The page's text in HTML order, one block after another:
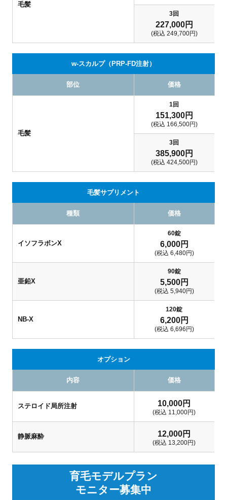
毛髪
3回
227,000円
(税込 249,700円)
w-スカルプ（PRP-FD注射）
部位 価格
毛髪
1回
151,300円
(税込 166,500円)
3回
385,900円
(税込 424,500円)
毛髪サプリメント
種類 価格
イソフラボンX
60錠
6,000円
(税込 6,480円)
亜鉛X
90錠
5,500円
(税込 5,940円)
NB-X
120錠
6,200円
(税込 6,696円)
オプション
内容 価格
ステロイド局所注射 10,000円
(税込 11,000円)
静脈麻酔 12,000円
(税込 13,200円)
育毛モデルプラン
モニター募集中